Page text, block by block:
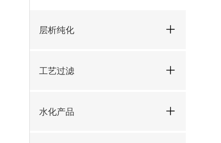
层析纯化
工艺过滤
水化产品